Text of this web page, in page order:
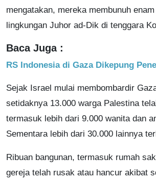
mengatakan, mereka membunuh
lingkungan Juhor ad-Dik di tenggara
Baca Juga :
RS Indonesia di Gaza Dikepung
Sejak Israel mulai membombardir
setidaknya 13.000 warga Palestina
termasuk lebih dari 9.000 wanita dan
Sementara lebih dari 30.000 lainnya
Ribuan bangunan, termasuk rumah
gereja telah rusak atau hancur akibat